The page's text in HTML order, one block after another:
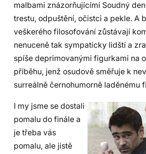
malbami znázorňujícími Soudný
trestu, odpuštění, očistci a pekle. A
veškerého filosofování zůstávají
nenuceně tak sympaticky lidští a
spíše deprimovanými figurkami na
příběhu, jenž osudově směřuje k
surreálně černohumorně laděnému
I my jsme se dostali
pomalu do finále a
je třeba vás
pomalu, ale jistě